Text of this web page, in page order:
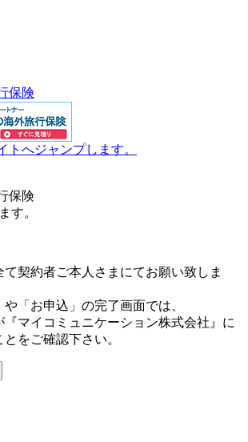
保険
トへジャンプします。
保険
す。
て契約者ご本人さまにてお願い致しま
や「お申込」の完了画面では、
『マイコミュニケーション株式会社』 に
をご確認下さい。